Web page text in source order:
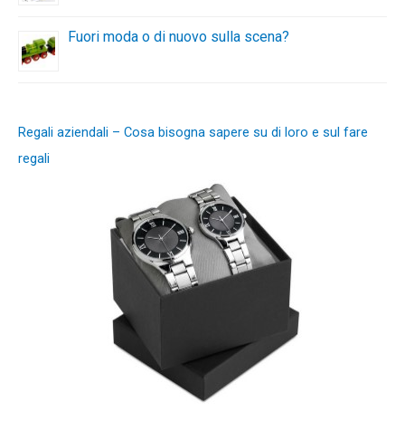
Fuori moda o di nuovo sulla scena?
Regali aziendali – Cosa bisogna sapere su di loro e sul fare
regali